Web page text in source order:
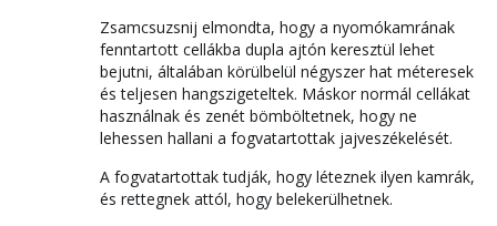
Zsamcsuzsnij elmondta, hogy a nyomókamrának
fenntartott cellákba dupla ajtón keresztül lehet
bejutni, általában körülbelül négyszer hat méteresek
és teljesen hangszigeteltek. Máskor normál cellákat
használnak és zenét bömböltetnek, hogy ne
lehessen hallani a fogvatartottak jajveszékelését.
A fogvatartottak tudják, hogy léteznek ilyen kamrák,
és rettegnek attól, hogy belekerülhetnek.